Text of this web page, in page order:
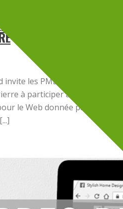
DE CONTENU //
les PME et OBNL de la
à participer à la Formation
le Web donnée par Édith